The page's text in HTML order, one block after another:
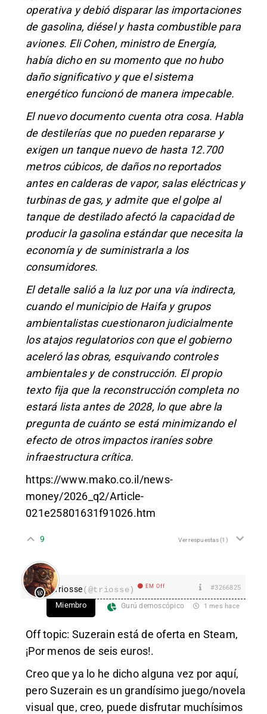
operativa y debió disparar las importaciones
de gasolina, diésel y hasta combustible para
aviones. Eli Cohen, ministro de Energía,
había dicho en su momento que no hubo
daño significativo y que el sistema
energético funcionó de manera impecable.
El nuevo documento cuenta otra cosa. Habla
de destilerías que no pueden repararse y
exigen un tanque nuevo de hasta 12.700
metros cúbicos, de daños no reportados
antes en calderas de vapor, salas eléctricas y
turbinas de gas, y admite que el golpe al
tanque de destilado afectó la capacidad de
producir la gasolina estándar que necesita la
economía y de suministrarla a los
consumidores.
El detalle salió a la luz por una vía indirecta,
cuando el municipio de Haifa y grupos
ambientalistas cuestionaron judicialmente
los atajos regulatorios con que el gobierno
aceleró las obras, esquivando controles
ambientales y de construcción. El propio
texto fija que la reconstrucción completa no
estará lista antes de 2028, lo que abre la
pregunta de cuánto se está minimizando el
efecto de otros impactos iraníes sobre
infraestructura crítica.
https://www.mako.co.il/news-
money/2026_q2/Article-
021e25801631f91026.htm
9 Ver respuestas(1)
Triosse(@triosse) EM Off #3266825
Miembro Gurú demoscópico 1 mes hace
Off topic: Suzerain está de oferta en Steam,
¡Por menos de seis euros!.
Creo que ya lo he dicho alguna vez por aquí,
pero Suzerain es un grandísimo juego/novela
visual que, creo, puede disfrutar muchísimos